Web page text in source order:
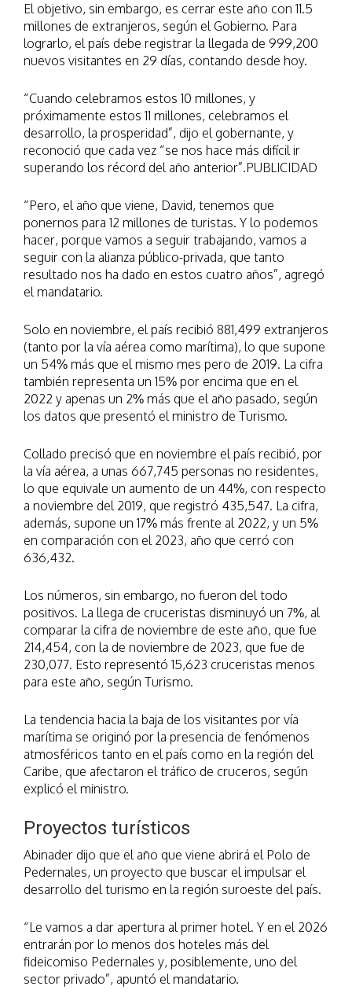
El objetivo, sin embargo, es cerrar este año con 11.5
millones de extranjeros, según el Gobierno. Para
lograrlo, el país debe registrar la llegada de 999,200
nuevos visitantes en 29 días, contando desde hoy.
“Cuando celebramos estos 10 millones, y
próximamente estos 11 millones, celebramos el
desarrollo, la prosperidad”, dijo el gobernante, y
reconoció que cada vez “se nos hace más difícil ir
superando los récord del año anterior”.PUBLICIDAD
“Pero, el año que viene, David, tenemos que
ponernos para 12 millones de turistas. Y lo podemos
hacer, porque vamos a seguir trabajando, vamos a
seguir con la alianza público-privada, que tanto
resultado nos ha dado en estos cuatro años”, agregó
el mandatario.
Solo en noviembre, el país recibió 881,499 extranjeros
(tanto por la vía aérea como marítima), lo que supone
un 54% más que el mismo mes pero de 2019. La cifra
también representa un 15% por encima que en el
2022 y apenas un 2% más que el año pasado, según
los datos que presentó el ministro de Turismo.
Collado precisó que en noviembre el país recibió, por
la vía aérea, a unas 667,745 personas no residentes,
lo que equivale un aumento de un 44%, con respecto
a noviembre del 2019, que registró 435,547. La cifra,
además, supone un 17% más frente al 2022, y un 5%
en comparación con el 2023, año que cerró con
636,432.
Los números, sin embargo, no fueron del todo
positivos. La llega de cruceristas disminuyó un 7%, al
comparar la cifra de noviembre de este año, que fue
214,454, con la de noviembre de 2023, que fue de
230,077. Esto representó 15,623 cruceristas menos
para este año, según Turismo.
La tendencia hacia la baja de los visitantes por vía
marítima se originó por la presencia de fenómenos
atmosféricos tanto en el país como en la región del
Caribe, que afectaron el tráfico de cruceros, según
explicó el ministro.
Proyectos turísticos
Abinader dijo que el año que viene abrirá el Polo de
Pedernales, un proyecto que buscar el impulsar el
desarrollo del turismo en la región suroeste del país.
“Le vamos a dar apertura al primer hotel. Y en el 2026
entrarán por lo menos dos hoteles más del
fideicomiso Pedernales y, posiblemente, uno del
sector privado”, apuntó el mandatario.